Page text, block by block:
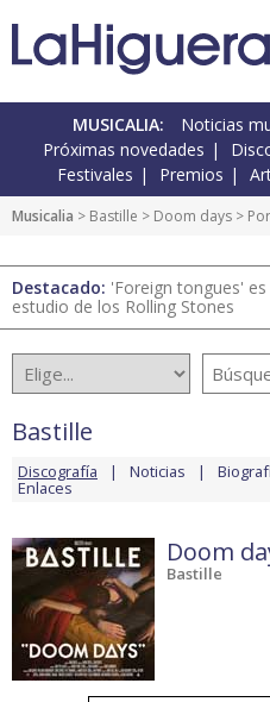
MUSICALIA: Noticias
Próximas novedades
Festivales
Premios
Musicalia > Bastille > Doom days >
Destacado: 'Foreign tongues'
estudio de los Rolling Stones
Bastille
Discografía Noticias
Enlaces
Doom
Bastille